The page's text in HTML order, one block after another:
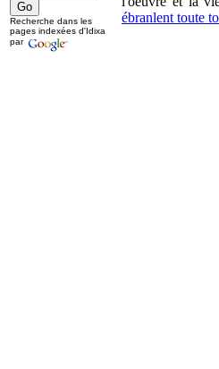
ébranlent toute
Recherche dans les
pages indexées d'Idixa
par